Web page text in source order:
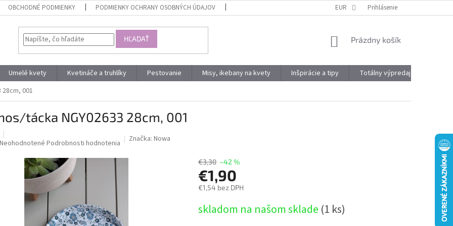
OBCHODNÉ PODMIENKY PODMIENKY OCHRANY OSOBNÝCH ÚDAJOV OBJEMOVÉ ZĽAVY VÝHODY REGISTRÁCIE
EUR Prihlásenie
HĽADAŤ
NÁKUPNÝ
Prázdny košík
Umelé kvety Kvetináče a truhlíky Pestovanie Misy, ikebany na kvety Inšpirácie a tipy Totálny výpredaj
001
tácka NGY02633 28cm, 001
Priemerné
produktu
Neohodnotené Podrobnosti hodnotenia Značka: Nowa
€3,30 –42 %
€1,90
€1,54 bez DPH
cena:
skladom na našom sklade (1 ks)